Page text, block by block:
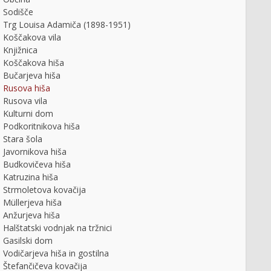
Sodišče
Trg Louisa Adamiča (1898-1951)
Koščakova vila
Knjižnica
Koščakova hiša
Bučarjeva hiša
Rusova hiša
Rusova vila
Kulturni dom
Podkoritnikova hiša
Stara šola
Javornikova hiša
Budkovičeva hiša
Katruzina hiša
Strmoletova kovačija
Müllerjeva hiša
Anžurjeva hiša
Halštatski vodnjak na tržnici
Gasilski dom
Vodičarjeva hiša in gostilna
Štefančičeva kovačija